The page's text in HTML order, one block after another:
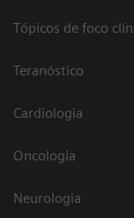
Tópicos de foco
Teranóstico
Cardiologia
Oncologia
Neurologia